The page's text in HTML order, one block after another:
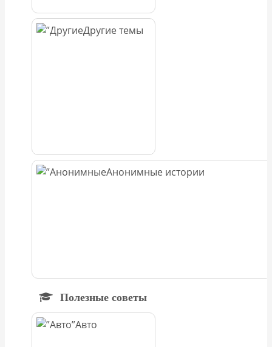
Другие темы
Анонимные истории
Полезные советы
Авто